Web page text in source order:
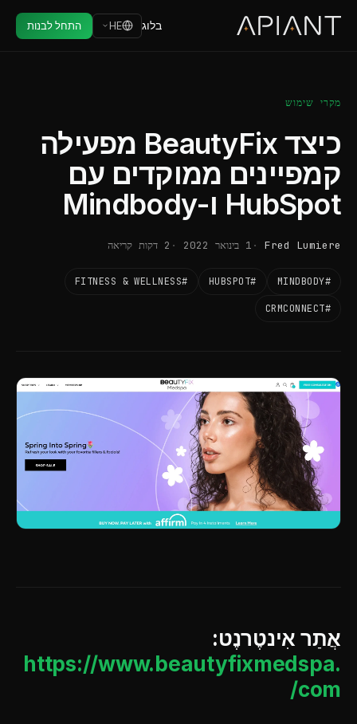
בלוג HE התחל לבנות
מקרי שימוש
כיצד BeautyFix מפעילה
קמפיינים ממוקדים עם
HubSpot ו-Mindbody
Fred Lumiere 1 בינואר 2022 2 דקות קריאה
#MINDBODY
#HUBSPOT
#FITNESS & WELLNESS
#CRMCONNECT
אֲתַר אִינטֶרנֶט:
https://www.beautyfixmedspa.
com/